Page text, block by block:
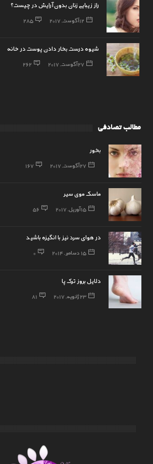
راز زیبایی زنان بدون آرایش در چیست؟
12 آگوست, 2017 285
شیوه درست بخار دادن پوست در خانه
27 آگوست, 2017 262
مطالب تصادفی
بخور
27 آگوست, 2017 167
ماسک موی سیر
15 آوریل, 2017 56
در هوای سرد نیز با انگیزه باشید
15 دسامبر, 2014 0
دلایل بروز ترک پا
23 ژانویه, 2017 81